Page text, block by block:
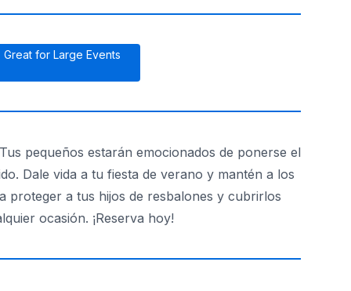
Great for Large Events
pequeños estarán emocionados de ponerse el
Dale vida a tu fiesta de verano y mantén a los
proteger a tus hijos de resbalones y cubrirlos
ocasión. ¡Reserva hoy!